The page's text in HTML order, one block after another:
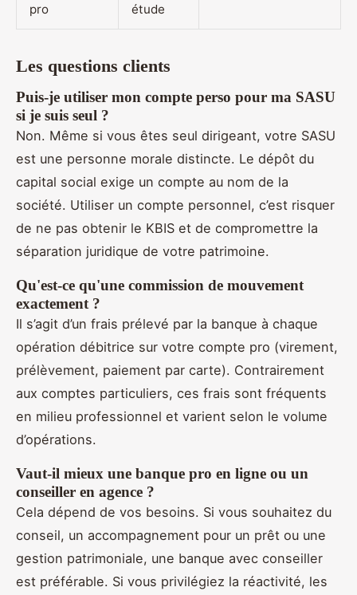
pro
étude
Les questions clients
Puis-je utiliser mon compte perso pour ma SASU
si je suis seul ?
Non. Même si vous êtes seul dirigeant, votre SASU
est une personne morale distincte. Le dépôt du
capital social exige un compte au nom de la
société. Utiliser un compte personnel, c’est risquer
de ne pas obtenir le KBIS et de compromettre la
séparation juridique de votre patrimoine.
Qu'est-ce qu'une commission de mouvement
exactement ?
Il s’agit d’un frais prélevé par la banque à chaque
opération débitrice sur votre compte pro (virement,
prélèvement, paiement par carte). Contrairement
aux comptes particuliers, ces frais sont fréquents
en milieu professionnel et varient selon le volume
d’opérations.
Vaut-il mieux une banque pro en ligne ou un
conseiller en agence ?
Cela dépend de vos besoins. Si vous souhaitez du
conseil, un accompagnement pour un prêt ou une
gestion patrimoniale, une banque avec conseiller
est préférable. Si vous privilégiez la réactivité, les